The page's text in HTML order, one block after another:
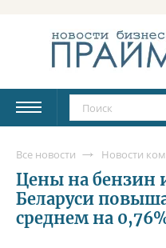
Все новости Новости
Цены на бензин
Беларуси
среднем на